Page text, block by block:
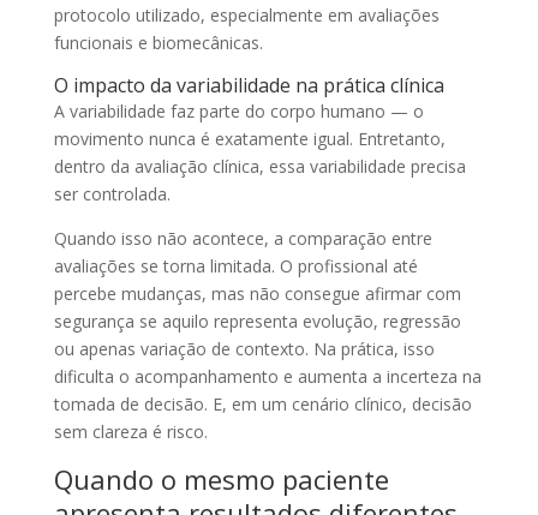
protocolo utilizado, especialmente em avaliações
funcionais e biomecânicas.
O impacto da variabilidade na prática clínica
A variabilidade faz parte do corpo humano — o
movimento nunca é exatamente igual. Entretanto,
dentro da avaliação clínica, essa variabilidade precisa
ser controlada.
Quando isso não acontece, a comparação entre
avaliações se torna limitada. O profissional até
percebe mudanças, mas não consegue afirmar com
segurança se aquilo representa evolução, regressão
ou apenas variação de contexto. Na prática, isso
dificulta o acompanhamento e aumenta a incerteza na
tomada de decisão. E, em um cenário clínico, decisão
sem clareza é risco.
Quando o mesmo paciente